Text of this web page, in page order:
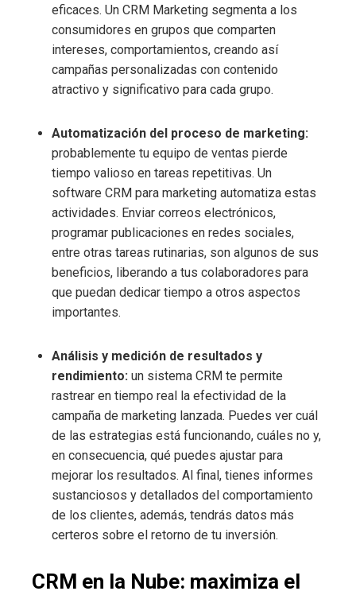
eficaces. Un CRM Marketing segmenta a los
consumidores en grupos que comparten
intereses, comportamientos, creando así
campañas personalizadas con contenido
atractivo y significativo para cada grupo.
Automatización del proceso de marketing:
probablemente tu equipo de ventas pierde
tiempo valioso en tareas repetitivas. Un
software CRM para marketing automatiza estas
actividades. Enviar correos electrónicos,
programar publicaciones en redes sociales,
entre otras tareas rutinarias, son algunos de sus
beneficios, liberando a tus colaboradores para
que puedan dedicar tiempo a otros aspectos
importantes.
Análisis y medición de resultados y
rendimiento: un sistema CRM te permite
rastrear en tiempo real la efectividad de la
campaña de marketing lanzada. Puedes ver cuál
de las estrategias está funcionando, cuáles no y,
en consecuencia, qué puedes ajustar para
mejorar los resultados. Al final, tienes informes
sustanciosos y detallados del comportamiento
de los clientes, además, tendrás datos más
certeros sobre el retorno de tu inversión.
CRM en la Nube: maximiza el